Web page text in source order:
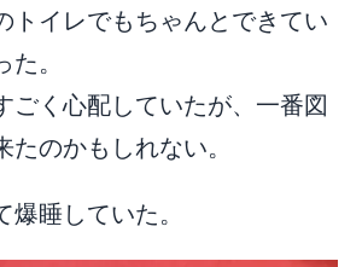
トイレでもちゃんとできてい
。
ごく心配していたが、一番図
たのかもしれない。
爆睡していた。